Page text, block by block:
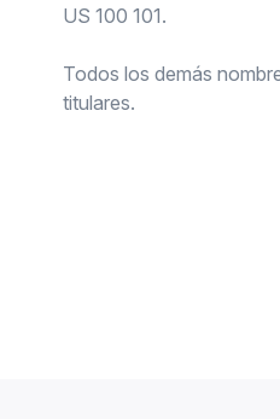
US 100 101.
Todos los demás
titulares.